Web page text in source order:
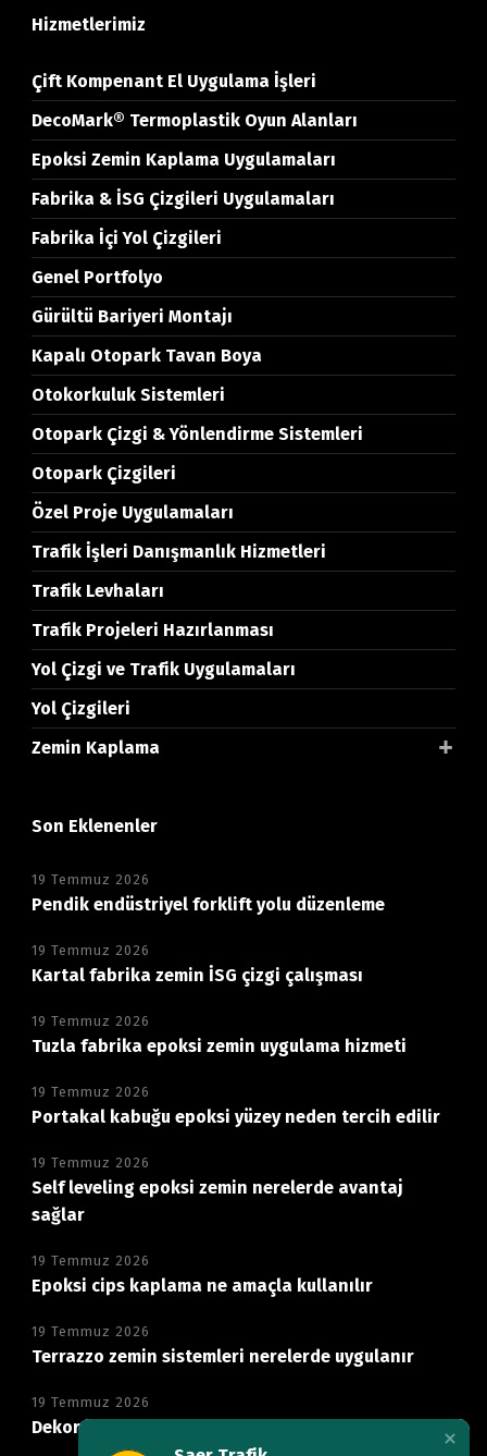
Hizmetlerimiz
Çift Kompenant El Uygulama İşleri
DecoMark® Termoplastik Oyun Alanları
Epoksi Zemin Kaplama Uygulamaları
Fabrika & İSG Çizgileri Uygulamaları
Fabrika İçi Yol Çizgileri
Genel Portfolyo
Gürültü Bariyeri Montajı
Kapalı Otopark Tavan Boya
Otokorkuluk Sistemleri
Otopark Çizgi & Yönlendirme Sistemleri
Otopark Çizgileri
Özel Proje Uygulamaları
Trafik İşleri Danışmanlık Hizmetleri
Trafik Levhaları
Trafik Projeleri Hazırlanması
Yol Çizgi ve Trafik Uygulamaları
Yol Çizgileri
Zemin Kaplama
Son Eklenenler
19 Temmuz 2026
Pendik endüstriyel forklift yolu düzenleme
19 Temmuz 2026
Kartal fabrika zemin İSG çizgi çalışması
19 Temmuz 2026
Tuzla fabrika epoksi zemin uygulama hizmeti
19 Temmuz 2026
Portakal kabuğu epoksi yüzey neden tercih edilir
19 Temmuz 2026
Self leveling epoksi zemin nerelerde avantaj
sağlar
19 Temmuz 2026
Epoksi cips kaplama ne amaçla kullanılır
19 Temmuz 2026
Terrazzo zemin sistemleri nerelerde uygulanır
19 Temmuz 2026
Dekoratif mikro beton zemin neden tercih edilir